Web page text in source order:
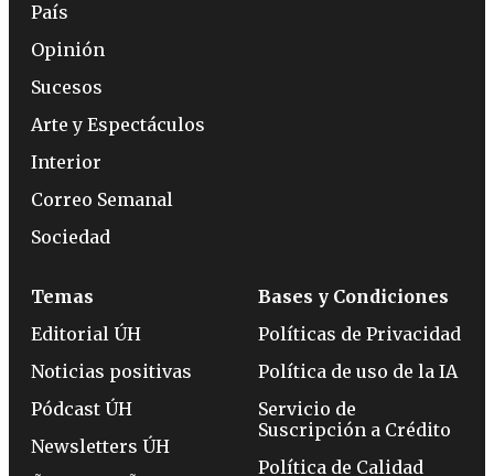
País
Opinión
Sucesos
Arte y Espectáculos
Interior
Correo Semanal
Sociedad
Temas
Editorial ÚH
Noticias positivas
Pódcast ÚH
Newsletters ÚH
Bases y Condiciones
Políticas de Privacidad
Política de uso de la IA
Servicio de
Suscripción a Crédito
Política de Calidad